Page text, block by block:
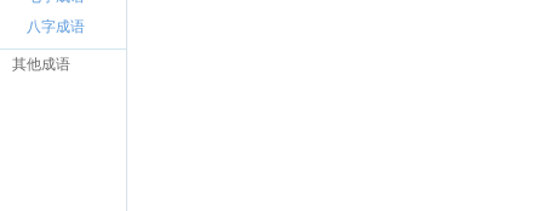
八字成语
其他成语